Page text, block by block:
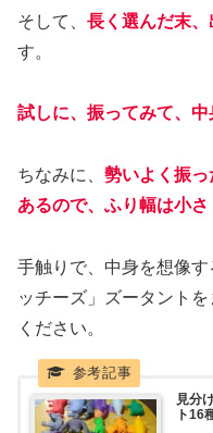
そして、 長く選んだ末、
す。
試しに、振ってみて、中
ちなみに、 勢いよく振
あるので、ふり幅は小さ
手触りで、中身を想像
ッチーズ」ズータント
ください。
見分
ト16